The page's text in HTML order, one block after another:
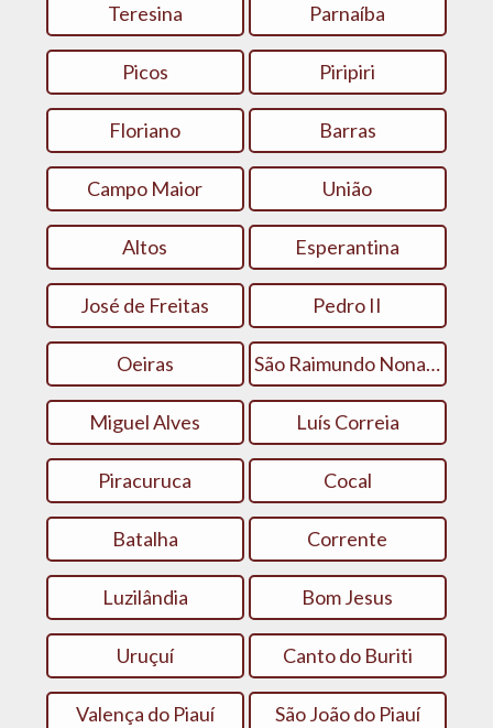
Teresina Parnaíba
Picos Piripiri
Floriano Barras
Campo Maior União
Altos Esperantina
José de Freitas Pedro II
Oeiras São Raimundo Nonato
Miguel Alves Luís Correia
Piracuruca Cocal
Batalha Corrente
Luzilândia Bom Jesus
Uruçuí Canto do Buriti
Valença do Piauí São João do Piauí